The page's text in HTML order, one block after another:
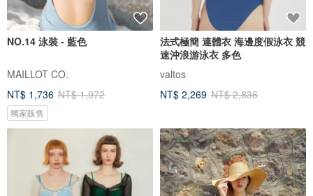
NO.14 泳裝 - 藍色
MAILLOT CO.
NT$ 1,736 NT$ 1,972
獨家販售
法式極簡 連體衣 海邊度假泳衣 競
速沖浪游泳衣 多色
valtos
NT$ 2,269 NT$ 2,836